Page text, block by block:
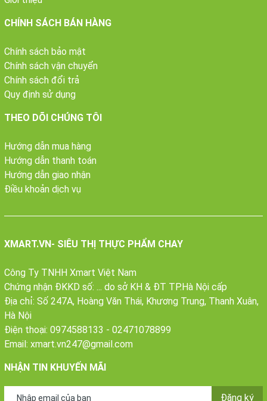
CHÍNH SÁCH BÁN HÀNG
Chính sách bảo mật
Chính sách vận chuyển
Chính sách đổi trả
Quy định sử dụng
THEO DÕI CHÚNG TÔI
Hướng dẫn mua hàng
Hướng dẫn thanh toán
Hướng dẫn giao nhận
Điều khoản dịch vụ
XMART.VN- SIÊU THỊ THỰC PHẨM CHAY
Công Ty TNHH Xmart Việt Nam
Chứng nhận ĐKKD số: ... do sở KH & ĐT TP.Hà Nội cấp
Địa chỉ: Số 247A, Hoàng Văn Thái, Khương Trung, Thanh Xuân,
Hà Nội
Điện thoại: 0974588133 - 02471078899
Email: xmart.vn247@gmail.com
NHẬN TIN KHUYẾN MÃI
Đăng ký